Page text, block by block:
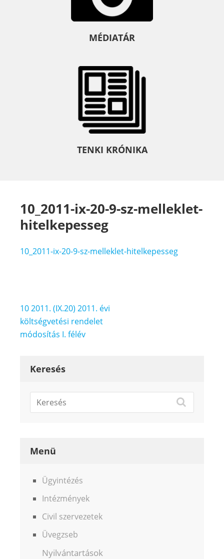
MÉDIATÁR
TENKI KRÓNIKA
10_2011-ix-20-9-sz-melleklet-
hitelkepesseg
10_2011-ix-20-9-sz-melleklet-hitelkepesseg
Bejegyzés
navigáció
10 2011. (IX.20) 2011. évi
költségvetési rendelet
módosítás I. félév
Keresés
Menü
Ügyintézés
Intézmények
Civil szervezetek
Üvegzseb
Nyilvántartások